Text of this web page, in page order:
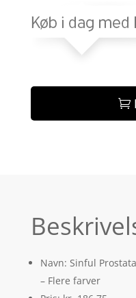
Navn: Sinful
– Flere farver